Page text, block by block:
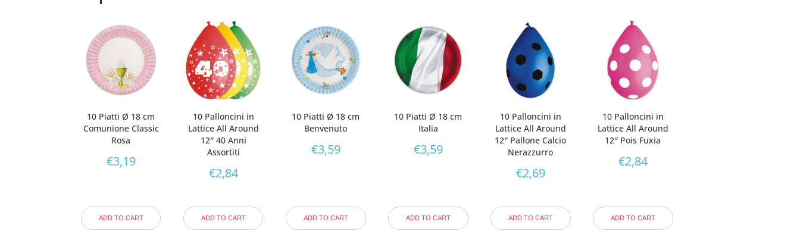
10 Piatti Ø 18 cm
Comunione Classic
Rosa
€3,19
ADD TO CART
10 Palloncini in
Lattice All Around
12″ 40 Anni
Assortiti
€2,84
ADD TO CART
10 Piatti Ø 18 cm
Benvenuto
€3,59
ADD TO CART
10 Piatti Ø 18 cm
Italia
€3,59
ADD TO CART
10 Palloncini in
Lattice All Around
12″ Pallone Calcio
Nerazzurro
€2,69
ADD TO CART
10 Palloncini in
Lattice All Around
12″ Pois Fuxia
€2,84
ADD TO CART